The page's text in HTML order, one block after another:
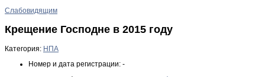
Слабовидящим
Крещение Господне в 2015 году
Категория: НПА
Номер и дата регистрации: -